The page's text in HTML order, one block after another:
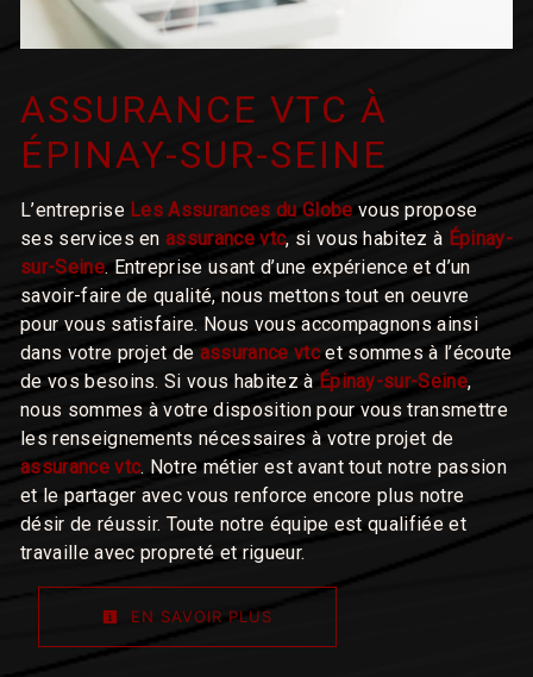
ASSURANCE VTC À
ÉPINAY-SUR-SEINE
L’entreprise Les Assurances du Globe vous propose
ses services enassurance vtc, si vous habitez à Épinay-
sur-Seine. Entreprise usant d’une expérience et d’un
savoir-faire de qualité, nous mettons tout en oeuvre
pour vous satisfaire. Nous vous accompagnons ainsi
dans votre projet de assurance vtcet sommes à l’écoute
de vos besoins. Si vous habitez à Épinay-sur-Seine,
nous sommes à votre disposition pour vous transmettre
les renseignements nécessaires à votre projet de
assurance vtc. Notre métier est avant tout notre passion
et le partager avec vous renforce encore plus notre
désir de réussir. Toute notre équipe est qualifiée et
travaille avec propreté et rigueur.
EN SAVOIR PLUS